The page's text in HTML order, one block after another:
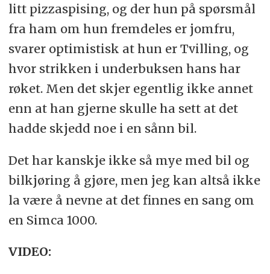
litt pizzaspising, og der hun på spørsmål
fra ham om hun fremdeles er jomfru,
svarer optimistisk at hun er Tvilling, og
hvor strikken i underbuksen hans har
røket. Men det skjer egentlig ikke annet
enn at han gjerne skulle ha sett at det
hadde skjedd noe i en sånn bil.
Det har kanskje ikke så mye med bil og
bilkjøring å gjøre, men jeg kan altså ikke
la være å nevne at det finnes en sang om
en Simca 1000.
VIDEO: